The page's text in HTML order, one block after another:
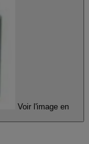
Voir l'image en